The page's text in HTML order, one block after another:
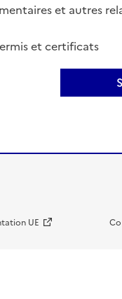
et autres
et certificats
UE